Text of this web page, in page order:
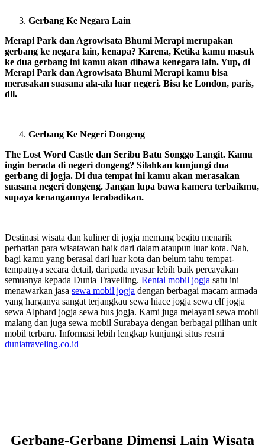
Gerbang Ke Negara Lain
Merapi Park dan Agrowisata Bhumi Merapi merupakan
gerbang ke negara lain, kenapa? Karena, Ketika kamu masuk
ke dua gerbang ini kamu akan dibawa kenegara lain. Yup, di
Merapi Park dan Agrowisata Bhumi Merapi kamu bisa
merasakan suasana ala-ala luar negeri. Bisa ke London, paris,
dll.
Gerbang Ke Negeri Dongeng
The Lost Word Castle dan Seribu Batu Songgo Langit. Kamu
ingin berada di negeri dongeng? Silahkan kunjungi dua
gerbang di jogja. Di dua tempat ini kamu akan merasakan
suasana negeri dongeng. Jangan lupa bawa kamera terbaikmu,
supaya kenangannya terabadikan.
Destinasi wisata dan kuliner di jogja memang begitu menarik
perhatian para wisatawan baik dari dalam ataupun luar kota. Nah,
bagi kamu yang berasal dari luar kota dan belum tahu tempat-
tempatnya secara detail, daripada nyasar lebih baik percayakan
semuanya kepada Dunia Travelling. Rental mobil jogja satu ini
menawarkan jasa sewa mobil jogja dengan berbagai macam armada
yang harganya sangat terjangkau sewa hiace jogja sewa elf jogja
sewa Alphard jogja sewa bus jogja. Kami juga melayani sewa mobil
malang dan juga sewa mobil Surabaya dengan berbagai pilihan unit
mobil terbaru. Informasi lebih lengkap kunjungi situs resmi
duniatraveling.co.id
Gerbang-Gerbang Dimensi Lain Wisata